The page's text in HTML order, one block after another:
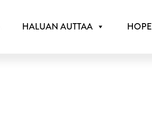
HALUAN AUTTAA HOPE